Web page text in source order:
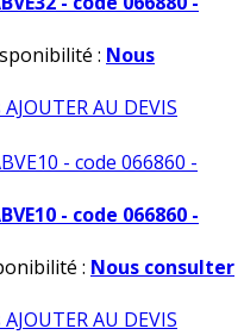
: Nous
AJOUTER AU DEVIS
- code 066860 -
: Nous consulter
AJOUTER AU DEVIS